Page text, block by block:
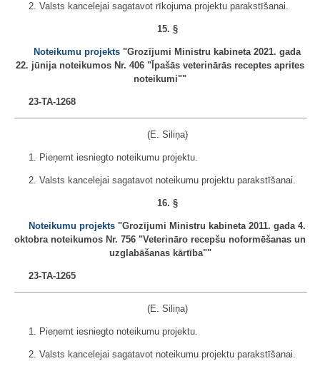
2. Valsts kancelejai sagatavot rīkojuma projektu parakstīšanai.
15. §
Noteikumu projekts "Grozījumi Ministru kabineta 2021. gada
22. jūnija noteikumos Nr. 406 "Īpašās veterinārās receptes aprites
noteikumi""
23-TA-1268
(E. Siliņa)
1. Pieņemt iesniegto noteikumu projektu.
2. Valsts kancelejai sagatavot noteikumu projektu parakstīšanai.
16. §
Noteikumu projekts "Grozījumi Ministru kabineta 2011. gada 4.
oktobra noteikumos Nr. 756 "Veterināro recepšu noformēšanas un
uzglabāšanas kārtība""
23-TA-1265
(E. Siliņa)
1. Pieņemt iesniegto noteikumu projektu.
2. Valsts kancelejai sagatavot noteikumu projektu parakstīšanai.